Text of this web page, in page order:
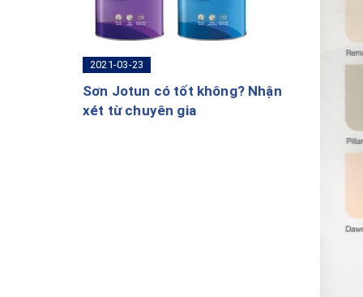
2021-03-23
Sơn Jotun có tốt không? Nhận
xét từ chuyên gia